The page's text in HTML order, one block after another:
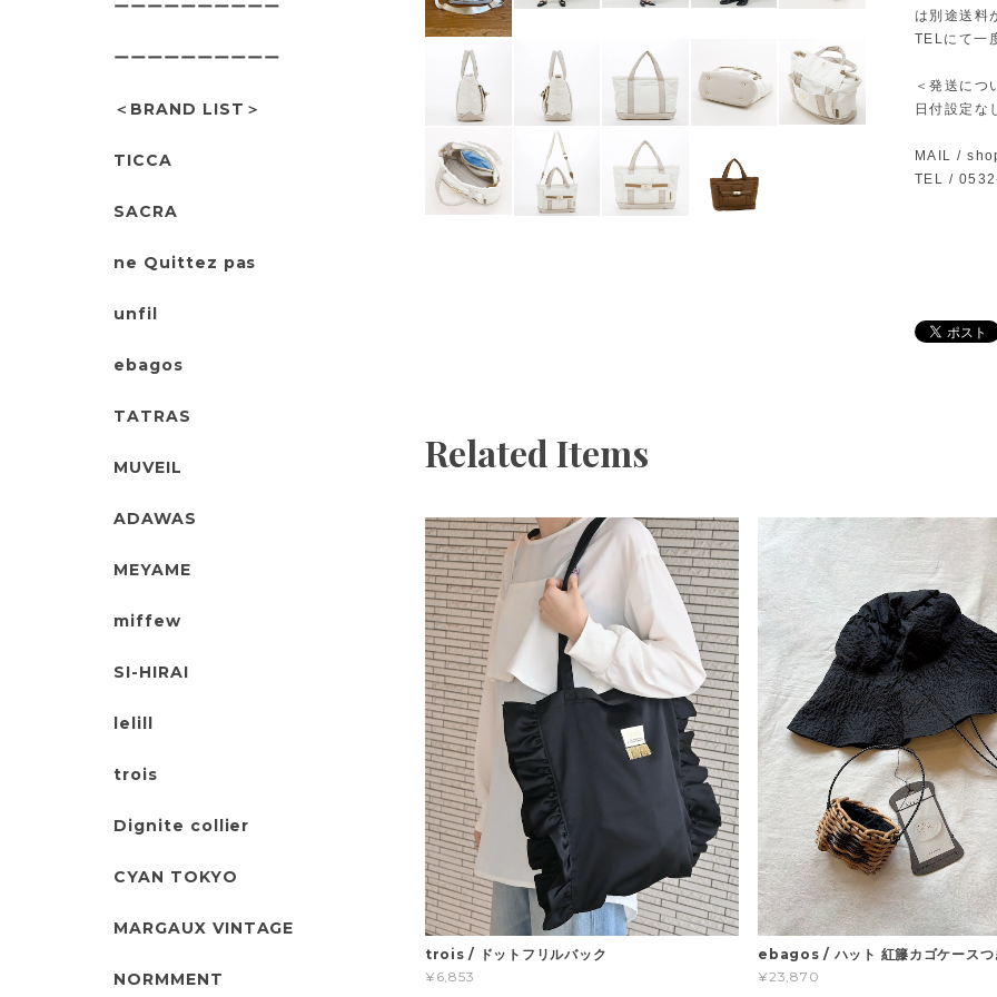
は別途送料
TELにて一
＜発送につ
日付設定な
MAIL /
TEL /
Related Items
trois / ドットフリルバック
¥6,853
ebagos / ハット 紅籐カゴケースつ
¥23,870
ーーーーーーーーーー
ーーーーーーーーーー
＜BRAND LIST＞
TICCA
SACRA
ne Quittez pas
unfil
ebagos
TATRAS
MUVEIL
ADAWAS
MEYAME
miffew
SI-HIRAI
lelill
trois
Dignite collier
CYAN TOKYO
MARGAUX VINTAGE
NORMMENT